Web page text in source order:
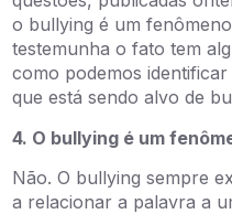
o bullying é um
testemunha o fato tem
como podemos
que está sendo alvo de
4. O bullying é um
Não. O bullying sempre
a relacionar a palavra a